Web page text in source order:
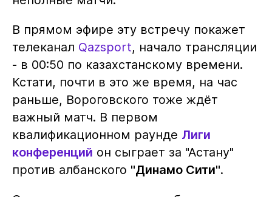
В прямом эфире эту встречу покажет
телеканал Qazsport, начало трансляции
- в 00:50 по казахстанскому времени.
Кстати, почти в это же время, на час
раньше, Вороговского тоже ждёт
важный матч. В первом
квалификационном раунде Лиги
конференций он сыграет за "Астану"
против албанского "Динамо Сити".